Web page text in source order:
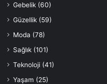
Gebelik (60)
Güzellik (59)
Moda (78)
Sağlık (101)
Teknoloji (41)
Yaşam (25)